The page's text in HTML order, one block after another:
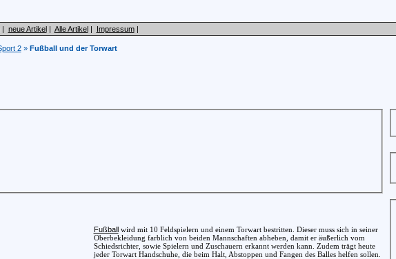
| neue Artikel| Alle Artikel| Impressum|
2» Fußball und der Torwart
Fußballwird mit 10 Feldspielern und einem Torwart bestritten. Dieser muss sich in seiner
Oberbekleidung farblich von beiden Mannschaften abheben, damit er äußerlich vom
Schiedsrichter, sowie Spielern und Zuschauern erkannt werden kann. Zudem trägt heute
jeder Torwart Handschuhe, die beim Halt, Abstoppen und Fangen des Balles helfen sollen.